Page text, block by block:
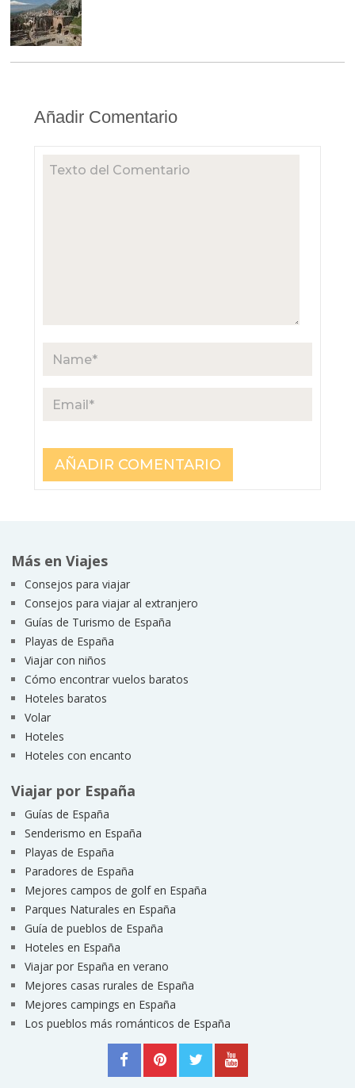
Añadir Comentario
Más en Viajes
Consejos para viajar
Consejos para viajar al extranjero
Guías de Turismo de España
Playas de España
Viajar con niños
Cómo encontrar vuelos baratos
Hoteles baratos
Volar
Hoteles
Hoteles con encanto
Viajar por España
Guías de España
Senderismo en España
Playas de España
Paradores de España
Mejores campos de golf en España
Parques Naturales en España
Guía de pueblos de España
Hoteles en España
Viajar por España en verano
Mejores casas rurales de España
Mejores campings en España
Los pueblos más románticos de España